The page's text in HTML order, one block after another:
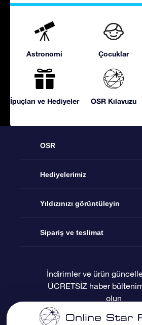
Astronomi Çocuklar
İpuçları ve Hediyeler OSR Kılavuzu
OSR
Hizmet
İletişim
Blogu
Değerlendirmeler
Hediyelerimiz
Çevrimiçi Yıldız Hediyesi
OSR Hediye Paketi
OSR Hediye Kartı
Kurumsal hediyeler
Yıldızınızı görüntüleyin
Star Register
Kişiselleştirilmiş Yıldız Sayfası
Bir Milyon Yıldız
Sipariş ve teslimat
Ödeme bilgileri
Sevkiyat bilgileri
İndirimler ve ürün
ÜCRETSİZ haber
olun